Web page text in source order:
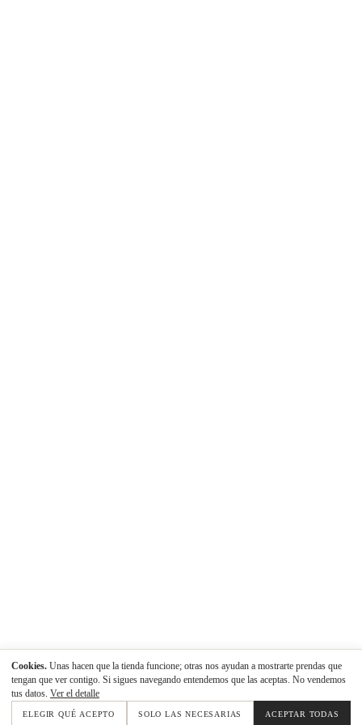
Cookies. Unas hacen que la tienda funcione; otras nos ayudan a mostrarte prendas que
tengan que ver contigo. Si sigues navegando entendemos que las aceptas. No vendemos
tus datos. Ver el detalle
ELEGIR QUÉ ACEPTO SOLO LAS NECESARIAS ACEPTAR TODAS